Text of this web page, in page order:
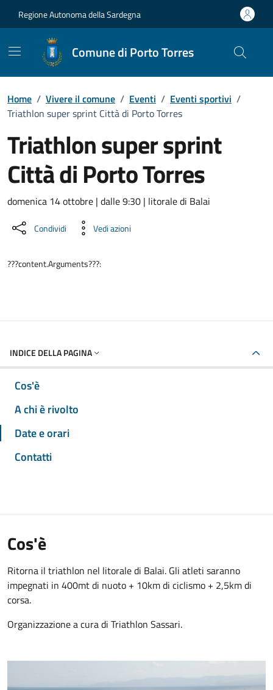
Regione Autonoma della Sardegna
Comune di Porto Torres
Home / Vivere il comune / Eventi / Eventi sportivi /
Triathlon super sprint Città di Porto Torres
Triathlon super sprint
Città di Porto Torres
Dettaglio dell'evento
domenica 14 ottobre | dalle 9:30 | litorale di Balai
Condividi Vedi azioni
???content.Arguments???:
INDICE DELLA PAGINA
Cos'è
A chi è rivolto
Date e orari
Contatti
Cos'è
Ritorna il triathlon nel litorale di Balai. Gli atleti saranno
impegnati in 400mt di nuoto + 10km di ciclismo + 2,5km di
corsa.
Organizzazione a cura di Triathlon Sassari.